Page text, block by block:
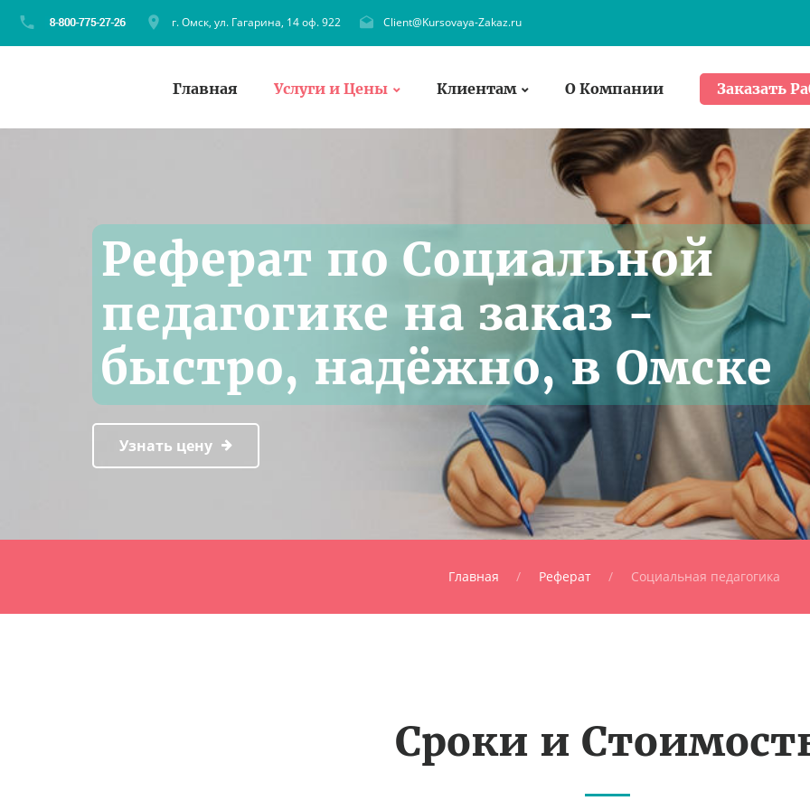
г. Омск, ул. Гагарина, 14 оф. 922 Client@Kursovaya-Zakaz.ru
Главная Услуги и Цены Клиентам О Компании Заказать
Реферат по Социальной
педагогике на заказ -
быстро, надёжно, в Омске
Узнать цену
Главная Реферат Социальная педагогика
Сроки и